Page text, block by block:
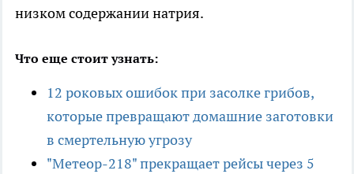
низком содержании натрия.
Что еще стоит узнать:
12 роковых ошибок при засолке грибов,
которые превращают домашние заготовки
в смертельную угрозу
"Метеор-218" прекращает рейсы через 5